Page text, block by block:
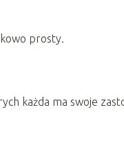
prosty.
każda ma swoje